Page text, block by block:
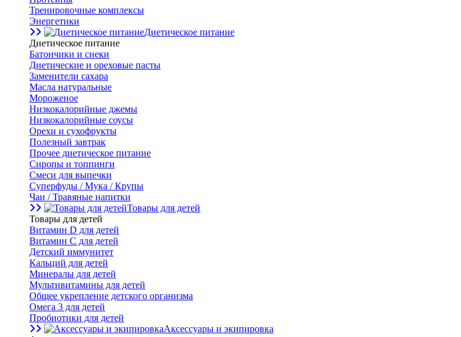
Тренировочные комплексы
Энергетики
Диетическое питание
Диетическое питание
Батончики и снеки
Диетические и ореховые пасты
Заменители сахара
Масла натуральные
Мороженое
Низкокалорийные джемы
Низкокалорийные соусы
Орехи и сухофрукты
Полезный завтрак
Прочее диетическое питание
Сиропы и топпинги
Смеси для выпечки
Суперфуды / Мука / Крупы
Чаи / Травяные напитки
Товары для детей
Товары для детей
Витамин D для детей
Витамин С для детей
Детский иммунитет
Кальций для детей
Минералы для детей
Мультивитамины для детей
Общее укрепление детского организма
Омега 3 для детей
Пробиотики для детей
Аксессуары и экипировка